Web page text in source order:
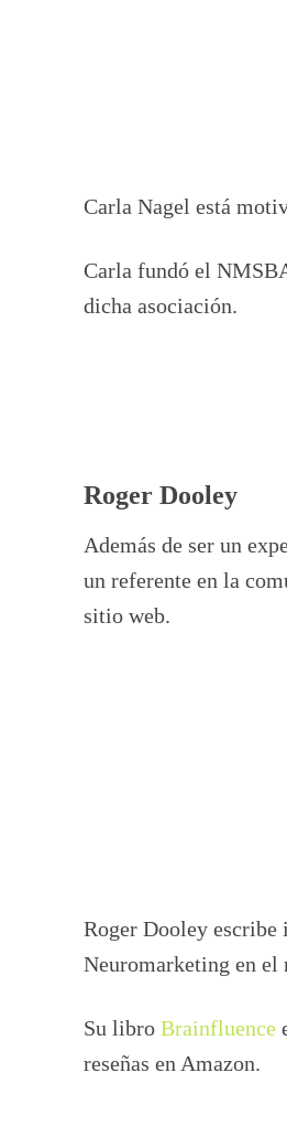
Carla Nagel está
Carla fundó el
dicha asociación.
Roger Dooley
Además de ser un
un referente en la
sitio web.
Roger Dooley escribe
Neuromarketing en el
Su libro Brainfluence
reseñas en Amazon.